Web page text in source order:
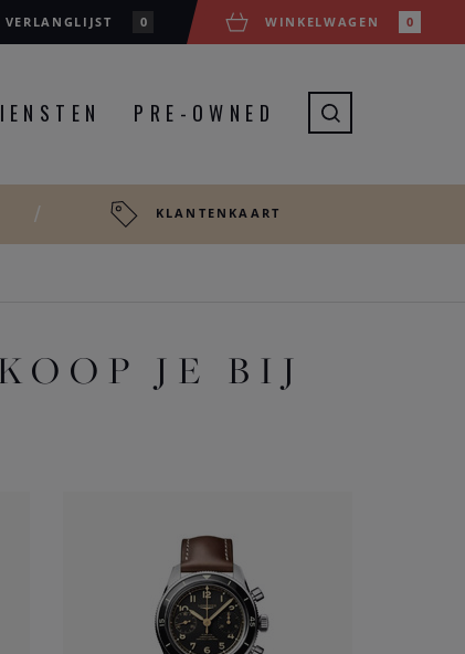
VERLANGLIJST 0 WINKELWAGEN 0
PRE-OWNED
KLANTENKAART
JE BIJ